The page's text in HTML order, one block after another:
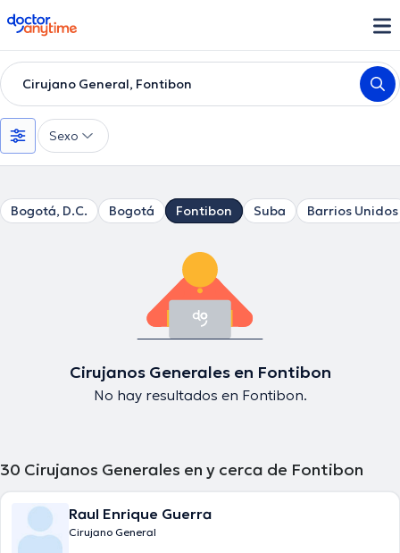
doctoranytime
Cirujano General, Fontibon
Sexo
Bogotá, D.C. Bogotá Fontibon Suba Barrios Unidos
Cirujanos Generales en Fontibon
No hay resultados en Fontibon.
30 Cirujanos Generales en y cerca de Fontibon
Raul Enrique Guerra
Cirujano General